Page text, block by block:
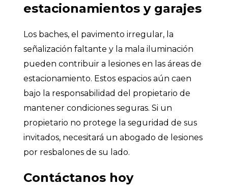
estacionamientos y garajes
Los baches, el pavimento irregular, la
señalización faltante y la mala iluminación
pueden contribuir a lesiones en las áreas de
estacionamiento. Estos espacios aún caen
bajo la responsabilidad del propietario de
mantener condiciones seguras. Si un
propietario no protege la seguridad de sus
invitados, necesitará un abogado de lesiones
por resbalones de su lado.
Contáctanos hoy